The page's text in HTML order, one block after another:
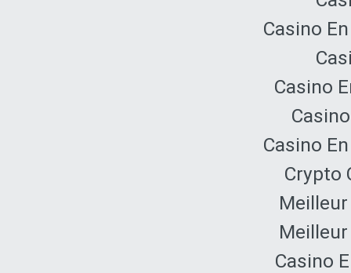
Casino
Casino
Casino
Crypto
Casino